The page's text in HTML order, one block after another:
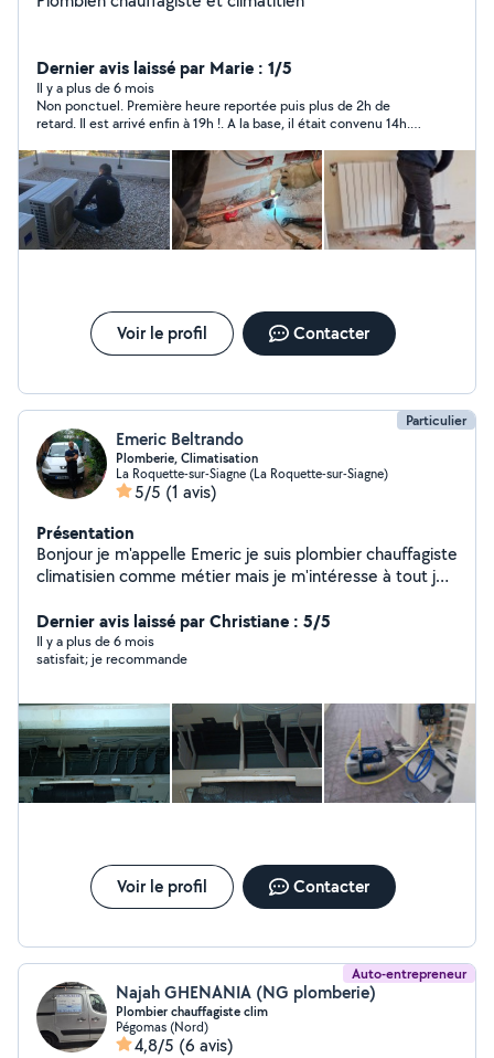
Dernier avis laissé par Marie : 1/5
Il y a plus de 6 mois
Non ponctuel. Première heure reportée puis plus de 2h de
retard. Il est arrivé enfin à 19h !. A la base, il était convenu 14h.
remplacement de chauffe eau par un neuf. Ce dernier fuit mais
ce "professionnel" fait le mort malgré mes rappels avec photos
à l'appui. Fait passer l'autre pour mauvaise foi. LOL ! Je ne
connais pas le montant de la prestation. C'est mon propriétaire
qui a réglé la facture.
Voir le profil Contacter
Particulier
Emeric Beltrando
Plomberie, Climatisation
La Roquette-sur-Siagne (La Roquette-sur-Siagne)
5/5 (1 avis)
Présentation
Bonjour je m'appelle Emeric je suis plombier chauffagiste
climatisien comme métier mais je m'intéresse à tout je
matériel je suis tout équipé caméra vidange caméra
thermique...
Dernier avis laissé par Christiane : 5/5
Il y a plus de 6 mois
satisfait; je recommande
Voir le profil Contacter
Auto-entrepreneur
Najah GHENANIA (NG plomberie)
Plombier chauffagiste clim
Pégomas (Nord)
4,8/5 (6 avis)